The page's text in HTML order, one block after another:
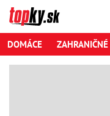
DOMÁCE ZAHRANIČNÉ